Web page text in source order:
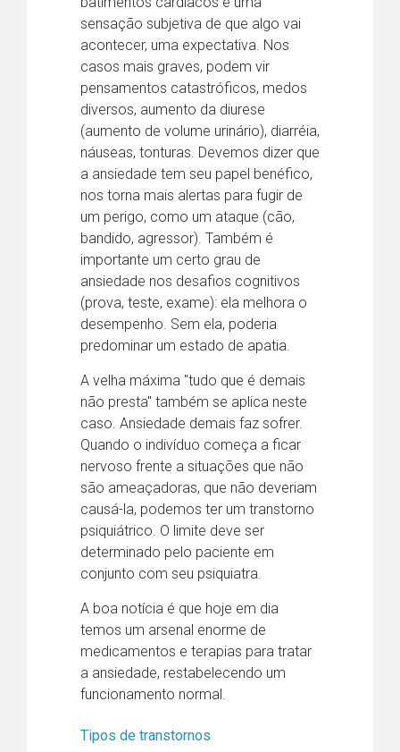
sensação subjetiva de que algo vai
acontecer, uma expectativa. Nos
casos mais graves, podem vir
pensamentos catastróficos, medos
diversos, aumento da diurese
(aumento de volume urinário), diarréia,
náuseas, tonturas. Devemos dizer que
a ansiedade tem seu papel benéfico,
nos torna mais alertas para fugir de
um perigo, como um ataque (cão,
bandido, agressor). Também é
importante um certo grau de
ansiedade nos desafios cognitivos
(prova, teste, exame): ela melhora o
desempenho. Sem ela, poderia
predominar um estado de apatia.
A velha máxima "tudo que é demais
não presta" também se aplica neste
caso. Ansiedade demais faz sofrer.
Quando o indivíduo começa a ficar
nervoso frente a situações que não
são ameaçadoras, que não deveriam
causá-la, podemos ter um transtorno
psiquiátrico. O limite deve ser
determinado pelo paciente em
conjunto com seu psiquiatra.
A boa notícia é que hoje em dia
temos um arsenal enorme de
medicamentos e terapias para tratar
a ansiedade, restabelecendo um
funcionamento normal.
Tipos de transtornos